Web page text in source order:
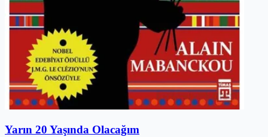
Yarın 20 Yaşında Olacağım